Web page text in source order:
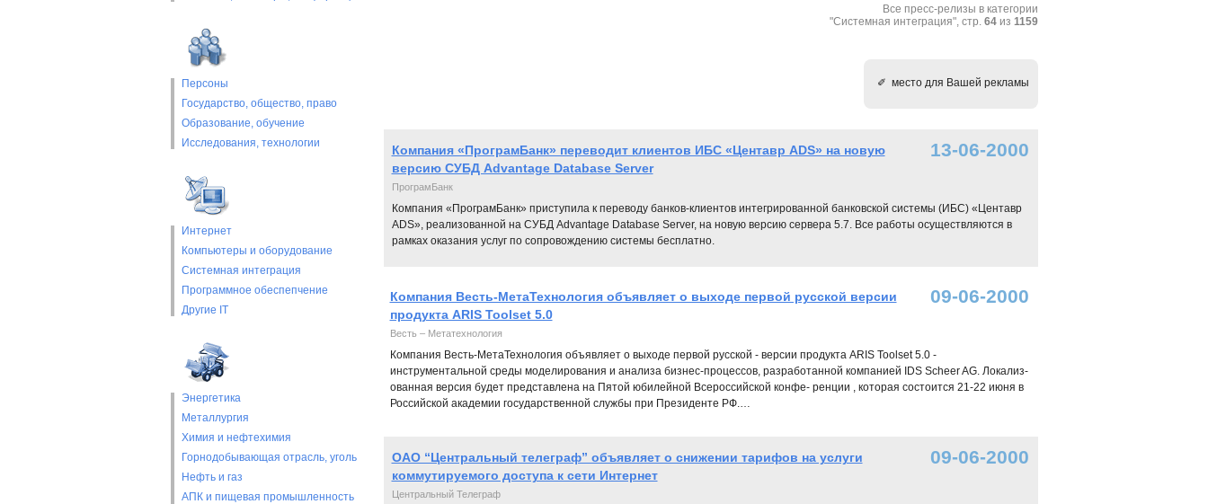
Персоны
Государство, общество, право
Образование, обучение
Исследования, технологии
Интернет
Компьютеры и оборудование
Системная интеграция
Программное обеспепчение
Другие IT
Энергетика
Металлургия
Химия и нефтехимия
Горнодобывающая отрасль, уголь
Нефть и газ
АПК и пищевая промышленность
Все пресс-релизы в категории
"Системная интеграция", стр. 64из 1159
✐ место для Вашей рекламы
Компания «ПрограмБанк» переводит клиентов ИБС «Центавр ADS» на новую
версию СУБД Advantage Database Server
13-06-2000
ПрограмБанк
Компания «ПрограмБанк» приступила к переводу банков-клиентов интегрированной банковской системы (ИБС) «Центавр
ADS», реализованной на СУБД Advantage Database Server, на новую версию сервера 5.7. Все работы осуществляются в
рамках оказания услуг по сопровождению системы бесплатно.
Компания Весть-МетаТехнология объявляет о выходе первой русской версии
продукта ARIS Toolset 5.0
09-06-2000
Весть – Метатехнология
Компания Весть-МетаТехнология объявляет о выходе первой русской - версии продукта ARIS Toolset 5.0 -
инструментальной среды моделирования и анализа бизнес-процессов, разработанной компанией IDS Scheer AG. Локализ-
ованная версия будет представлена на Пятой юбилейной Всероссийской конфе- ренции , которая состоится 21-22 июня в
Российской академии государственной службы при Президенте РФ.…
ОАО “Центральный телеграф” объявляет о снижении тарифов на услуги
коммутируемого доступа к сети Интернет
09-06-2000
Центральный Телеграф